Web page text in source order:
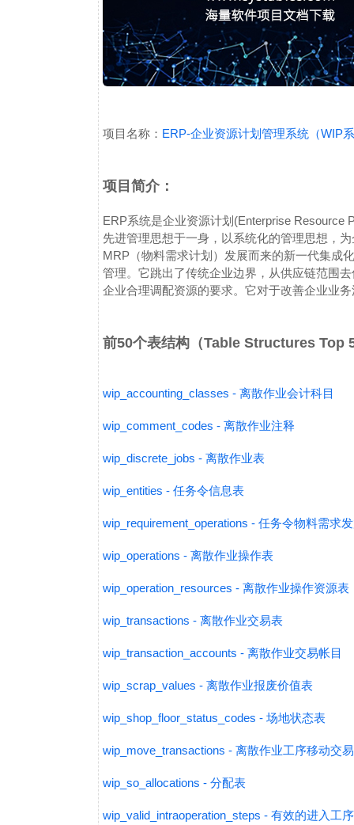
项目名称： ERP-企业资源计划管理系统（WIP
项目简介：
ERP系统是企业资源计划(Enterprise Resource
先进管理思想于一身，以系统化的管理思想，
MRP（物料需求计划）发展而来的新一代集成
管理。它跳出了传统企业边界，从供应链范围
企业合理调配资源的要求。它对于改善企业业
前50个表结构（Table Structures Top
wip_accounting_classes - 离散作业会计科目
wip_comment_codes - 离散作业注释
wip_discrete_jobs - 离散作业表
wip_entities - 任务令信息表
wip_requirement_operations - 任务令物料需求
wip_operations - 离散作业操作表
wip_operation_resources - 离散作业操作资源表
wip_transactions - 离散作业交易表
wip_transaction_accounts - 离散作业交易帐目
wip_scrap_values - 离散作业报废价值表
wip_shop_floor_status_codes - 场地状态表
wip_move_transactions - 离散作业工序移动交易
wip_so_allocations - 分配表
wip_valid_intraoperation_steps - 有效的进入工